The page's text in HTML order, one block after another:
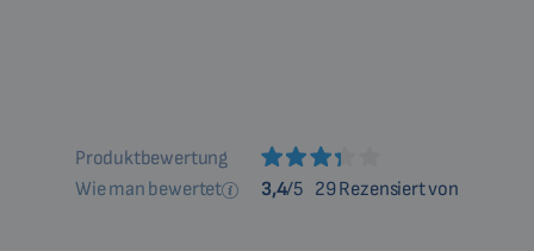
Produktbewertung
Wie man bewertet
3,4/5 29 Rezensiert von